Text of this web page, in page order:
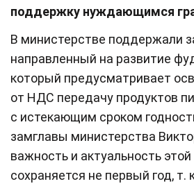
поддержку нуждающимся
В министерстве поддержали
направленный на развитие
который предусматривает
от НДС передачу продуктов
с истекающим сроком
замглавы министерства
важность и актуальность
сохраняется не первый год, т.